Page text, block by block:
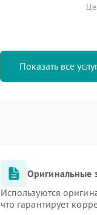
Показать все
Оригинальные
Используются
что гарантирует